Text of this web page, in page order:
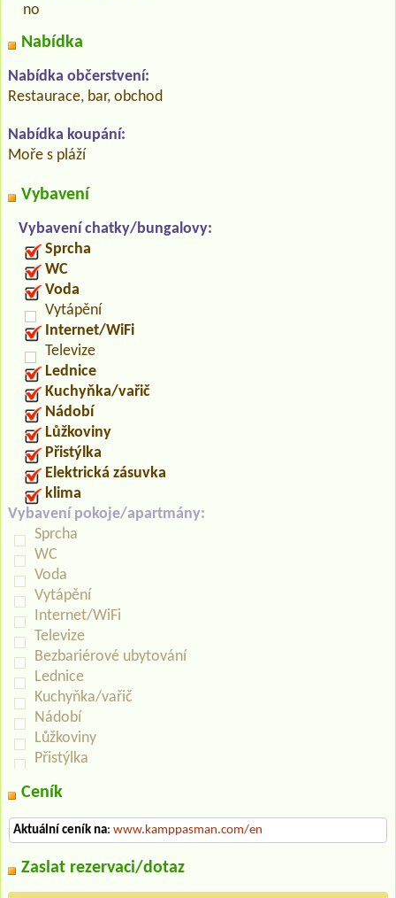
no
Nabídka
Nabídka občerstvení:
Restaurace, bar, obchod
Nabídka koupání:
Moře s pláží
Vybavení
Vybavení chatky/bungalovy:
Sprcha
WC
Voda
Vytápění
Internet/WiFi
Televize
Lednice
Kuchyňka/vařič
Nádobí
Lůžkoviny
Přistýlka
Elektrická zásuvka
klima
Vybavení pokoje/apartmány:
Sprcha
WC
Voda
Vytápění
Internet/WiFi
Televize
Bezbariérové ubytování
Lednice
Kuchyňka/vařič
Nádobí
Lůžkoviny
Přistýlka
Ceník
Aktuální ceník na: www.kamppasman.com/en
Zaslat rezervaci/dotaz